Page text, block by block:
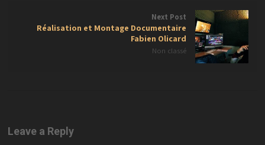
Next Post
Réalisation et Montage Documentaire
Fabien Olicard
Non classé
Leave a Reply